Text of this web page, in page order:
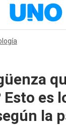
es
la